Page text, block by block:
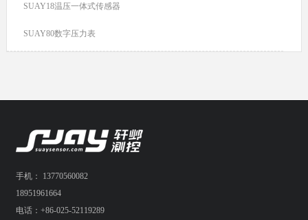
SUAY18温压一体式传感器
SUAY80数字压力表
手机： 13770560082
18951961664
电话：+86-025-52119289